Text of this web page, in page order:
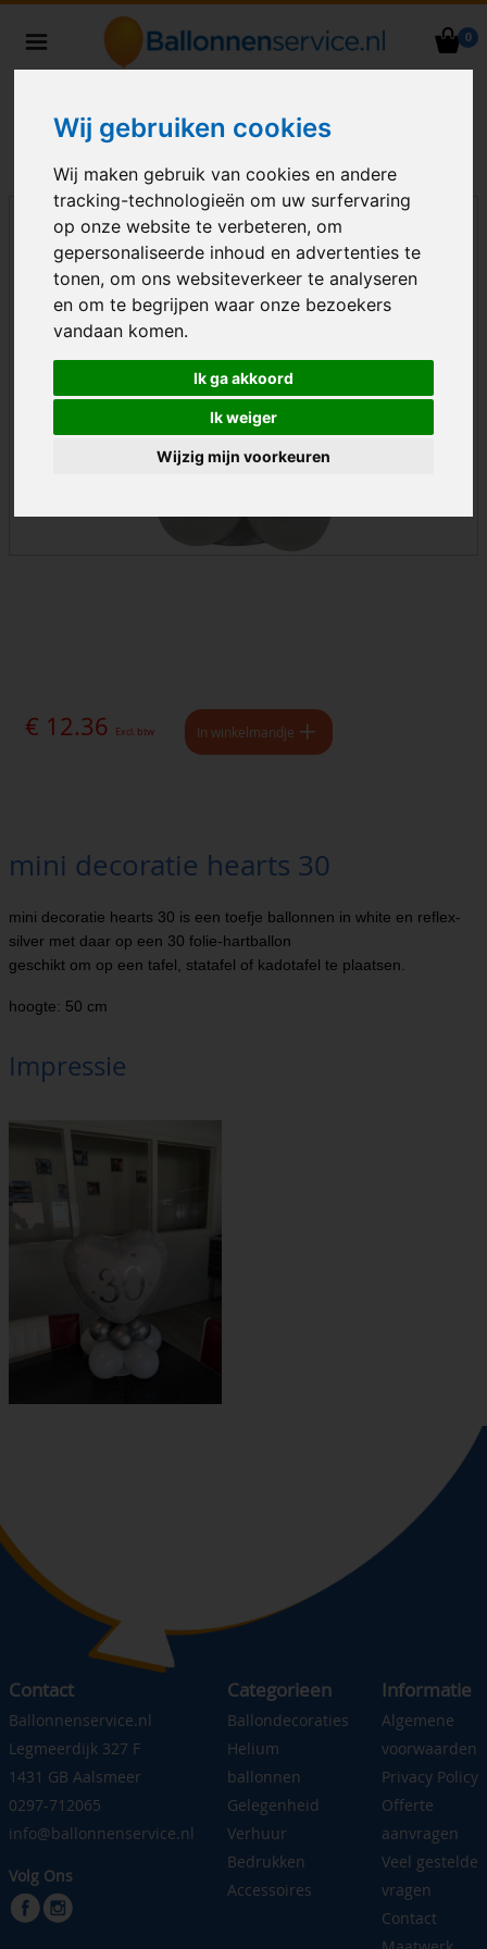
Wij gebruiken cookies
Wij maken gebruik van cookies en andere
tracking-technologieën om uw surfervaring
op onze website te verbeteren, om
gepersonaliseerde inhoud en advertenties te
tonen, om ons websiteverkeer te analyseren
en om te begrijpen waar onze bezoekers
vandaan komen.
Ik ga akkoord
Ik weiger
Wijzig mijn voorkeuren
0
Nederland
€ 12.36 Excl. btw In winkelmandje
mini decoratie hearts 30
mini decoratie hearts 30 is een toefje ballonnen in white en reflex-
silver met daar op een 30 folie-hartballon
geschikt om op een tafel, statafel of kadotafel te plaatsen.
hoogte: 50 cm
Impressie
Contact
Ballonnenservice.nl
Legmeerdijk 327 F
1431 GB Aalsmeer
0297-712065
info@ballonnenservice.nl
Volg Ons
Categorieen
Ballondecoraties
Helium
ballonnen
Gelegenheid
Verhuur
Bedrukken
Accessoires
Informatie
Algemene
voorwaarden
Privacy Policy
Offerte
aanvragen
Veel gestelde
vragen
Contact